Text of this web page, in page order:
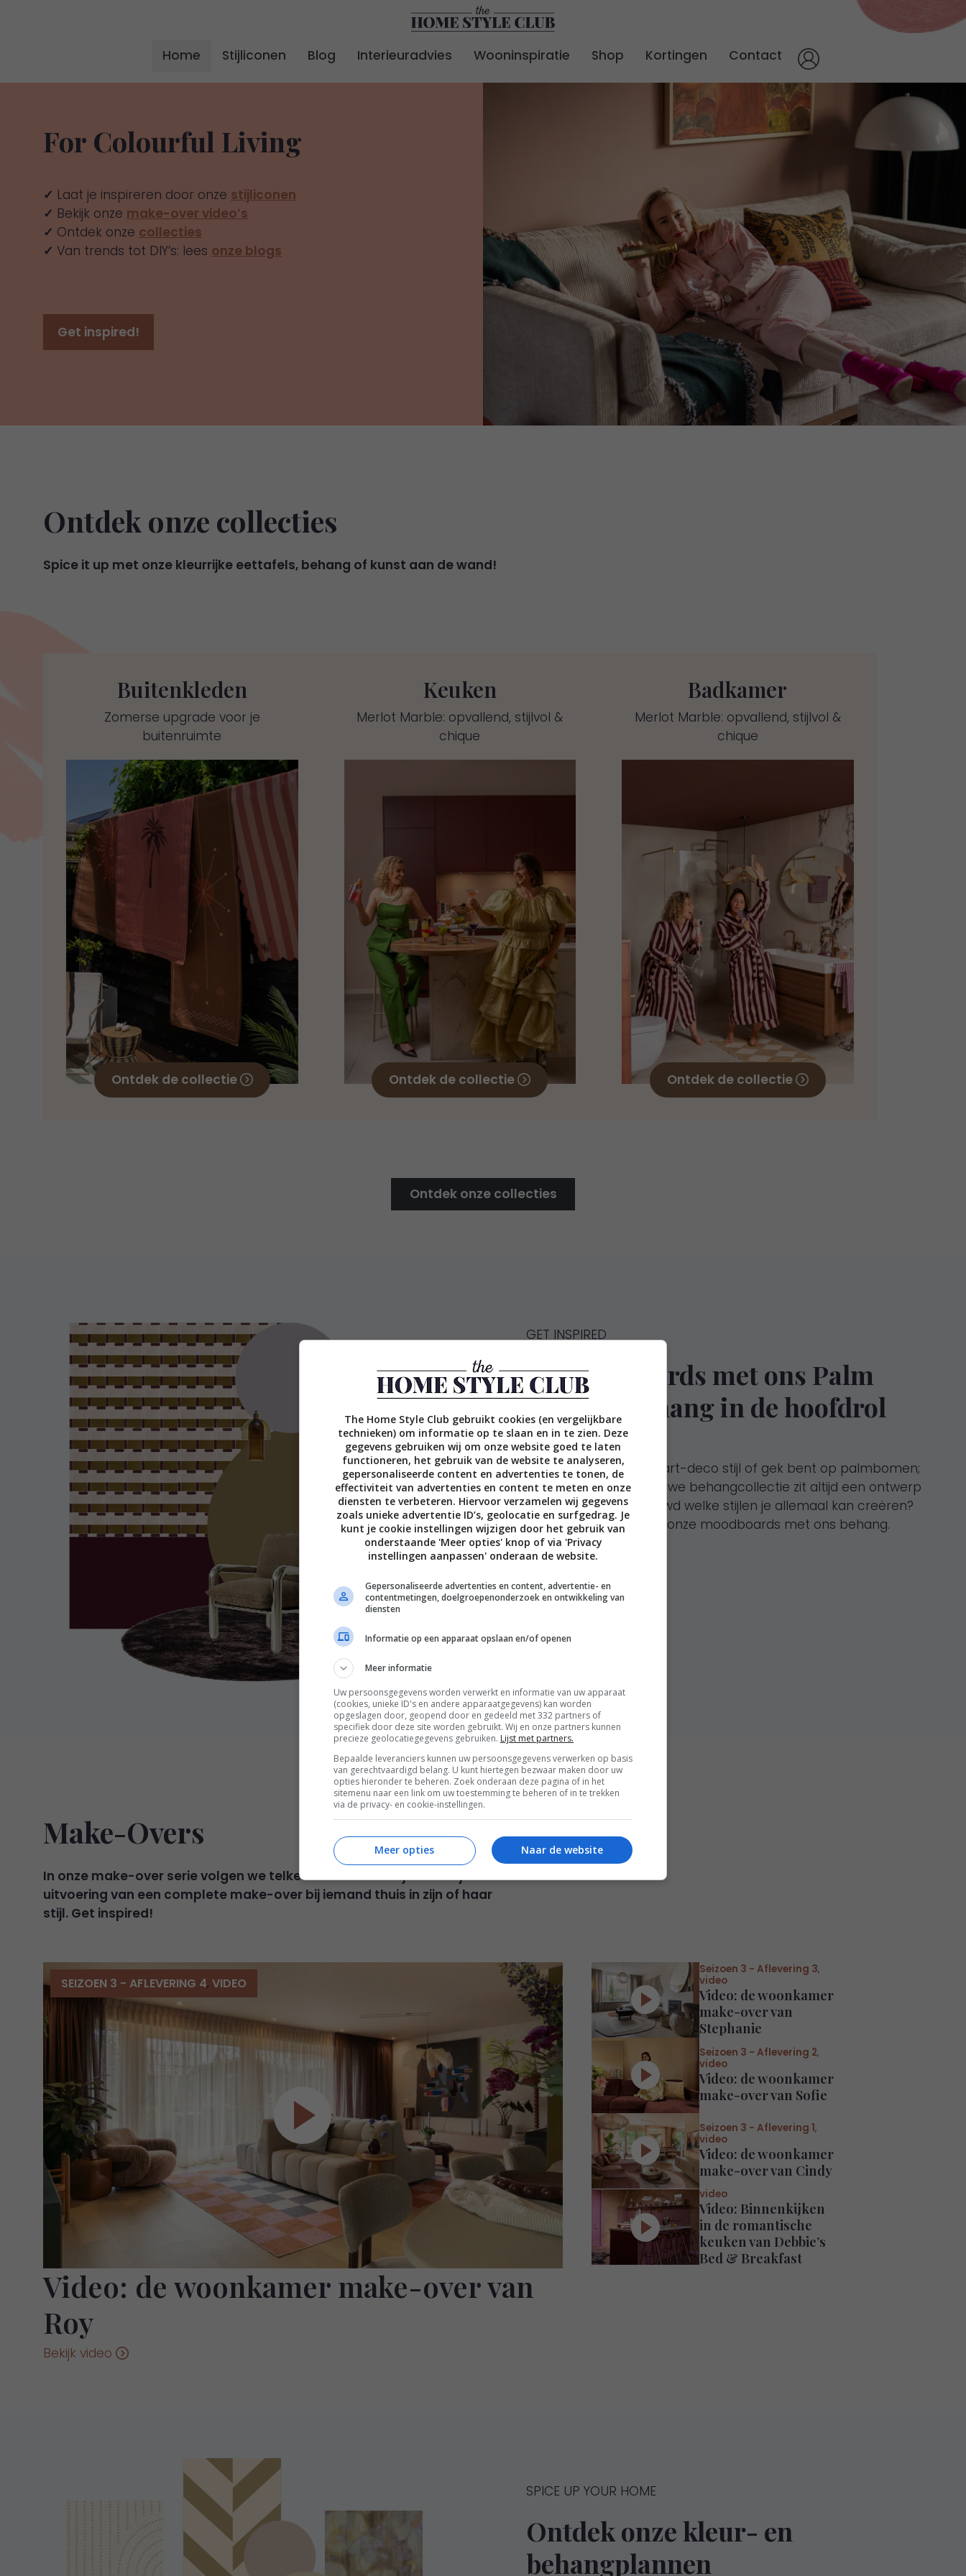
Home Stijliconen Blog Interieuradvies Wooninspiratie Shop Kortingen Contact
For Colourful Living
✓ Laat je inspireren door onze stijliconen
✓ Bekijk onze make-over video’s
✓ Ontdek onze collecties
✓ Van trends tot DIY’s: lees onze blogs
Get inspired!
Ontdek onze collecties
Spice it up met onze kleurrijke eettafels, behang of kunst aan de wand!
Buitenkleden
Zomerse upgrade voor je
buitenruimte
Ontdek de collectie
Keuken
Merlot Marble: opvallend, stijlvol &
chique
Ontdek de collectie
Badkamer
Merlot Marble: opvallend, stijlvol &
chique
Ontdek de collectie
Ontdek onze collecties
GET INSPIRED
16 moodboards met ons Palm
Springs behang in de hoofdrol
Of je nu houdt van de art-deco stijl of gek bent op palmbomen;
in onze spiksplinternieuwe behangcollectie zit altijd een ontwerp
dat bij jou past. Benieuwd welke stijlen je allemaal kan creëren?
Laat je inspireren door onze moodboards met ons behang.
Get inspired!
Make-Overs
In onze make-over serie volgen we telkens een ander stijlicoon bij de
uitvoering van een complete make-over bij iemand thuis in zijn of haar
stijl. Get inspired!
SEIZOEN 3 - AFLEVERING 4, VIDEO
Video: de woonkamer make-over van
Roy
Bekijk video
Seizoen 3 - Aflevering 3,
video
Video: de woonkamer
make-over van
Stephanie
Seizoen 3 - Aflevering 2,
video
Video: de woonkamer
make-over van Sofie
Seizoen 3 - Aflevering 1,
video
Video: de woonkamer
make-over van Cindy
video
Video: Binnenkijken
in de romantische
keuken van Debbie’s
Bed & Breakfast
SPICE UP YOUR HOME
Ontdek onze kleur- en
behangplannen
The Home Style Club gebruikt cookies (en vergelijkbare
technieken) om informatie op te slaan en in te zien. Deze
gegevens gebruiken wij om onze website goed te laten
functioneren, het gebruik van de website te analyseren,
gepersonaliseerde content en advertenties te tonen, de
effectiviteit van advertenties en content te meten en onze
diensten te verbeteren. Hiervoor verzamelen wij gegevens
zoals unieke advertentie ID’s, geolocatie en surfgedrag. Je
kunt je cookie instellingen wijzigen door het gebruik van
onderstaande 'Meer opties' knop of via 'Privacy
instellingen aanpassen' onderaan de website.
Gepersonaliseerde advertenties en content, advertentie- en
contentmetingen, doelgroepenonderzoek en ontwikkeling van
diensten
Informatie op een apparaat opslaan en/of openen
Meer informatie
Uw persoonsgegevens worden verwerkt en informatie van uw apparaat
(cookies, unieke ID's en andere apparaatgegevens) kan worden
opgeslagen door, geopend door en gedeeld met 332 partners of
specifiek door deze site worden gebruikt. Wij en onze partners kunnen
precieze geolocatiegegevens gebruiken. Lijst met partners.
Bepaalde leveranciers kunnen uw persoonsgegevens verwerken op basis
van gerechtvaardigd belang. U kunt hiertegen bezwaar maken door uw
opties hieronder te beheren. Zoek onderaan deze pagina of in het
sitemenu naar een link om uw toestemming te beheren of in te trekken
via de privacy- en cookie-instellingen.
Naar de website
Meer opties